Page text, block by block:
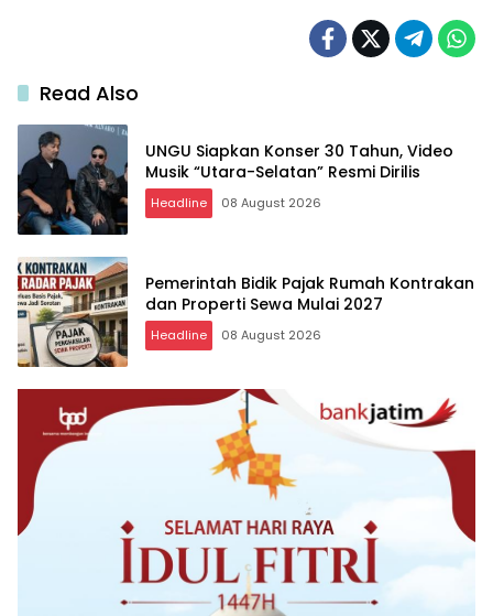
Read Also
UNGU Siapkan Konser 30 Tahun, Video
Musik “Utara-Selatan” Resmi Dirilis
Headline 08 August 2026
Pemerintah Bidik Pajak Rumah Kontrakan
dan Properti Sewa Mulai 2027
Headline 08 August 2026